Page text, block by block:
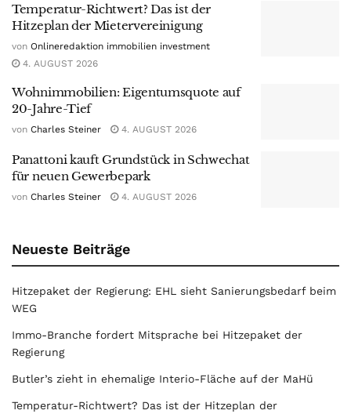
Temperatur-Richtwert? Das ist der
Hitzeplan der Mietervereinigung
von Onlineredaktion immobilien investment
4. AUGUST 2026
Wohnimmobilien: Eigentumsquote auf
20-Jahre-Tief
von Charles Steiner 4. AUGUST 2026
Panattoni kauft Grundstück in Schwechat
für neuen Gewerbepark
von Charles Steiner 4. AUGUST 2026
Neueste Beiträge
Hitzepaket der Regierung: EHL sieht Sanierungsbedarf beim
WEG
Immo-Branche fordert Mitsprache bei Hitzepaket der
Regierung
Butler’s zieht in ehemalige Interio-Fläche auf der MaHü
Temperatur-Richtwert? Das ist der Hitzeplan der